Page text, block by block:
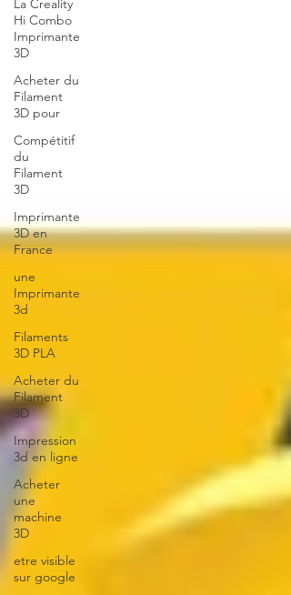
La Creality
Hi Combo
Imprimante
3D
Acheter du
Filament
3D pour
Compétitif
du
Filament
3D
Imprimante
3D en
France
une
Imprimante
3d
Filaments
3D PLA
Acheter du
Filament
3D
Impression
3d en ligne
Acheter
une
machine
3D
etre visible
sur google